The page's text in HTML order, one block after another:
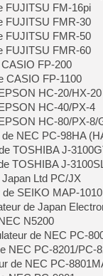
FUJITSU FM-16pi
FUJITSU FMR-30
FUJITSU FMR-50
FUJITSU FMR-60
FP-200
CASIO FP-1100
HC-20/HX-20
HC-40/PX-4
HC-80/PX-8/
NEC PC-98HA
TOSHIBA J-
TOSHIBA J-
Ltd PC/JX
SEIKO MAP-1010
de Japan
N5200
de NEC PC-
NEC PC-8201/PC-
de NEC PC-